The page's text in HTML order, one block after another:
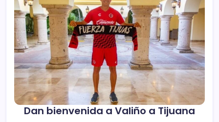
Dan bienvenida a Valiño a Tijuana